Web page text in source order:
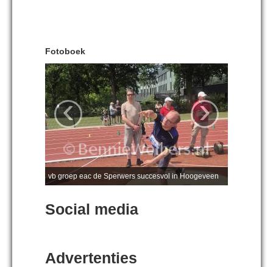
Fotoboek
vb groep eac de Sperwers succesvol in Hoogeveen
‹ ›
Social media
Advertenties